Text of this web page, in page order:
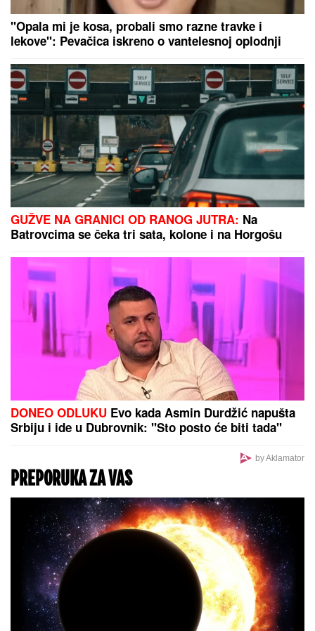
Marina Tucaković iznajmljivala stan gde je čuvala
stvari vredne milion evra, otkriveni detalji: "Futa je
sve to stavio u crne kese"
SRBIJA NA UDARU
GRMLjAVINOM Hitno se oglasio
RHMZ: Ovi delovi zemlje
najugroženiji